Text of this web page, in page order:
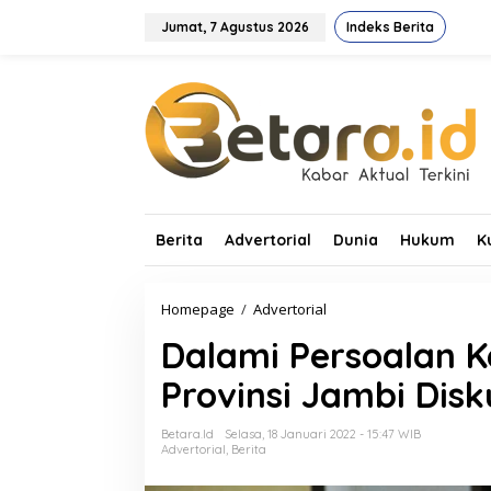
Jumat, 7 Agustus 2026 Indeks Berita
Berita Advertorial Dunia Hukum
Homepage / Advertorial
l
a
m
i
P
s
Dalami Persoalan
Provinsi Jambi
Betara.id
Selasa, 18 Januari 2022 - 15:47 WIB
Advertorial, Berita